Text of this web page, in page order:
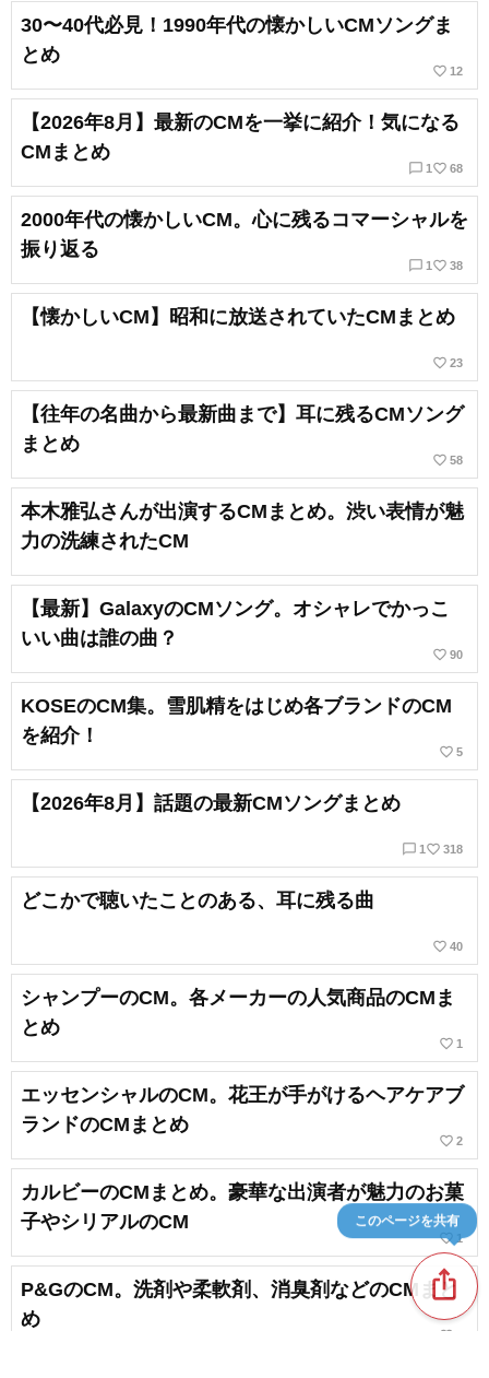
30〜40代必見！1990年代の懐かしいCMソングま
とめ
favorite_border 12
【2026年8月】最新のCMを一挙に紹介！気になる
CMまとめ
chat_bubble_outline 1favorite_border 68
2000年代の懐かしいCM。心に残るコマーシャルを
振り返る
chat_bubble_outline 1favorite_border 38
【懐かしいCM】昭和に放送されていたCMまとめ
favorite_border 23
【往年の名曲から最新曲まで】耳に残るCMソング
まとめ
favorite_border 58
本木雅弘さんが出演するCMまとめ。渋い表情が魅
力の洗練されたCM
【最新】GalaxyのCMソング。オシャレでかっこ
いい曲は誰の曲？
favorite_border 90
KOSEのCM集。雪肌精をはじめ各ブランドのCM
を紹介！
favorite_border 5
【2026年8月】話題の最新CMソングまとめ
chat_bubble_outline 1favorite_border 318
どこかで聴いたことのある、耳に残る曲
favorite_border 40
シャンプーのCM。各メーカーの人気商品のCMま
とめ
favorite_border 1
エッセンシャルのCM。花王が手がけるヘアケアブ
ランドのCMまとめ
favorite_border 2
カルビーのCMまとめ。豪華な出演者が魅力のお菓
子やシリアルのCM
favorite_border 1
P&GのCM。洗剤や柔軟剤、消臭剤などのCMまと
め
favorite_border
ios_share
このページを共有